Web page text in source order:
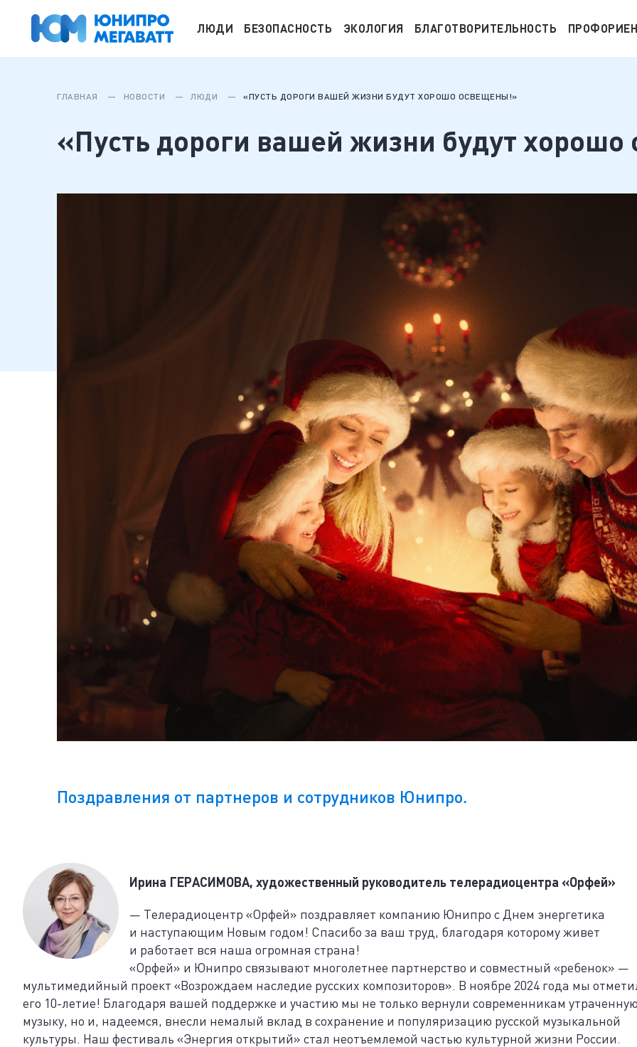
ЛЮДИ БЕЗОПАСНОСТЬ ЭКОЛОГИЯ БЛАГОТВОРИТЕЛЬНОСТЬ
ГЛАВНАЯ НОВОСТИ ЛЮДИ «ПУСТЬ ДОРОГИ ВАШЕЙ ЖИЗНИ БУДУТ ХОРОШО ОСВЕЩЕНЫ!»
«Пусть дороги вашей жизни будут
Поздравления от партнеров и сотрудников Юнипро.
Ирина ГЕРАСИМОВА, художественный руководитель телерадиоцентра «Орфей»
— Телерадиоцентр «Орфей» поздравляет компанию Юнипро с Днем энергетика
и наступающим Новым годом! Спасибо за ваш труд, благодаря которому живет
и работает вся наша огромная страна!
«Орфей» и Юнипро связывают многолетнее партнерство и совместный «ребенок» —
мультимедийный проект «Возрождаем наследие русских композиторов». В ноябре 2024 года мы
его 10-летие! Благодаря вашей поддержке и участию мы не только вернули современникам утраченную
музыку, но и, надеемся, внесли немалый вклад в сохранение и популяризацию русской музыкальной
культуры. Наш фестиваль «Энергия открытий» стал неотъемлемой частью культурной жизни России.